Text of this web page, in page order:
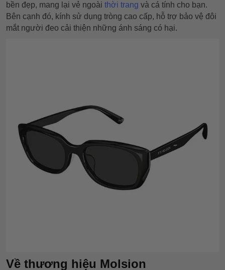
bền đẹp, mang lại vẻ ngoài thời trang và cá tính cho bạn.
Bên cạnh đó, kính sử dụng tròng cao cấp, hỗ trợ bảo vệ đôi
mắt người đeo cải thiện những ánh sáng có hại.
Về thương hiệu Molsion